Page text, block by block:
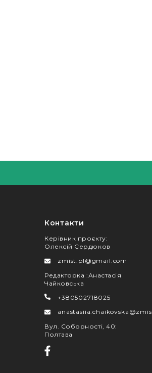
Контакти
Керівник проєкту:
Олексій Сердюков
zmist.pl@gmail.com
Редакторка :Анастасія
Чайковська
+380502718025
Вул. Соборності, 40:
Полтава